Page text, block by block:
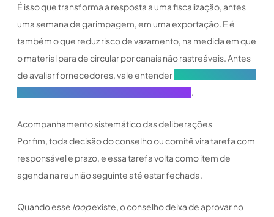
É isso que transforma a resposta a uma fiscalização, antes
uma semana de garimpagem, em uma exportação. E é
também o que reduz risco de vazamento, na medida em que
o material para de circular por canais não rastreáveis. Antes
de avaliar fornecedores, vale entender
.
Acompanhamento sistemático das deliberações
Por fim, toda decisão do conselho ou comitê vira tarefa com
responsável e prazo, e essa tarefa volta como item de
agenda na reunião seguinte até estar fechada.
Quando esse loopexiste, o conselho deixa de aprovar no